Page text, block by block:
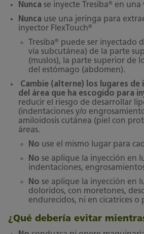
Nunca se inyecte Tresiba®
en una
Nunca use una jeringa para
inyector FlexTouch®
Tresiba®
puede ser inyectado
vía subcutánea) de la parte
(muslos), la parte superior de
del estómago (abdomen).
Cambie (alterne) los lugares
del área que ha escogido para
reducir el riesgo de desarrollar
(indentaciones y/o
amiloidosis cutánea (piel con
áreas.
No use el mismo lugar para
No se aplique la inyección en
indentaciones,
No se aplique la inyección en
doloridos, con moretones,
endurecidos, ni en cicatrices o
¿Qué debería evitar